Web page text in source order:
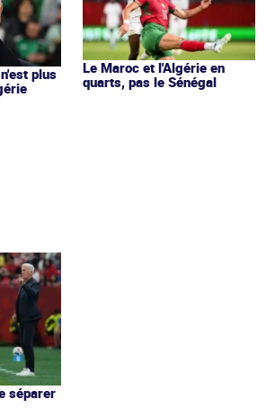
plus
Le Maroc et l'Algérie en
quarts, pas le Sénégal
séparer